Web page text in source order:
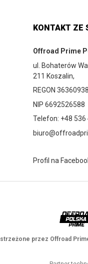
KONTAKT ZE
Offroad Prime
ul. Bohaterów
211 Koszalin,
REGON
NIP 6692526588
Telefon: +48 536
Profil na
przez Offroad